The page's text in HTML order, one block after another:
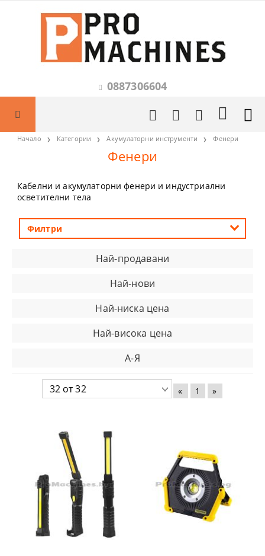
0887306604
Начало Категории Акумулаторни инструменти Фенери
Фенери
Кабелни и акумулаторни фенери и индустриални
осветителни тела
Филтри
Най-продавани
Най-нови
Най-ниска цена
Най-висока цена
А-Я
« 1 »